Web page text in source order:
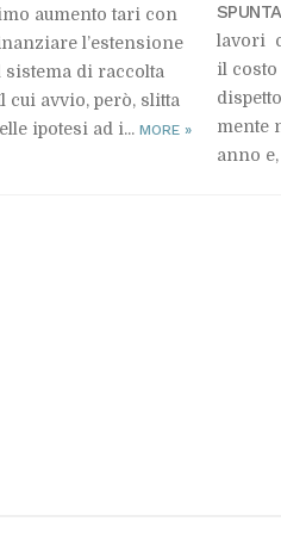
au­men­to tari con
l’e­sten­sio­ne
si­ste­ma di rac­col­ta
cui av­vio, però, slit­ta
ipo­te­si ad i... MORE »
la­vo­ri
il co­sto
men­te
anno